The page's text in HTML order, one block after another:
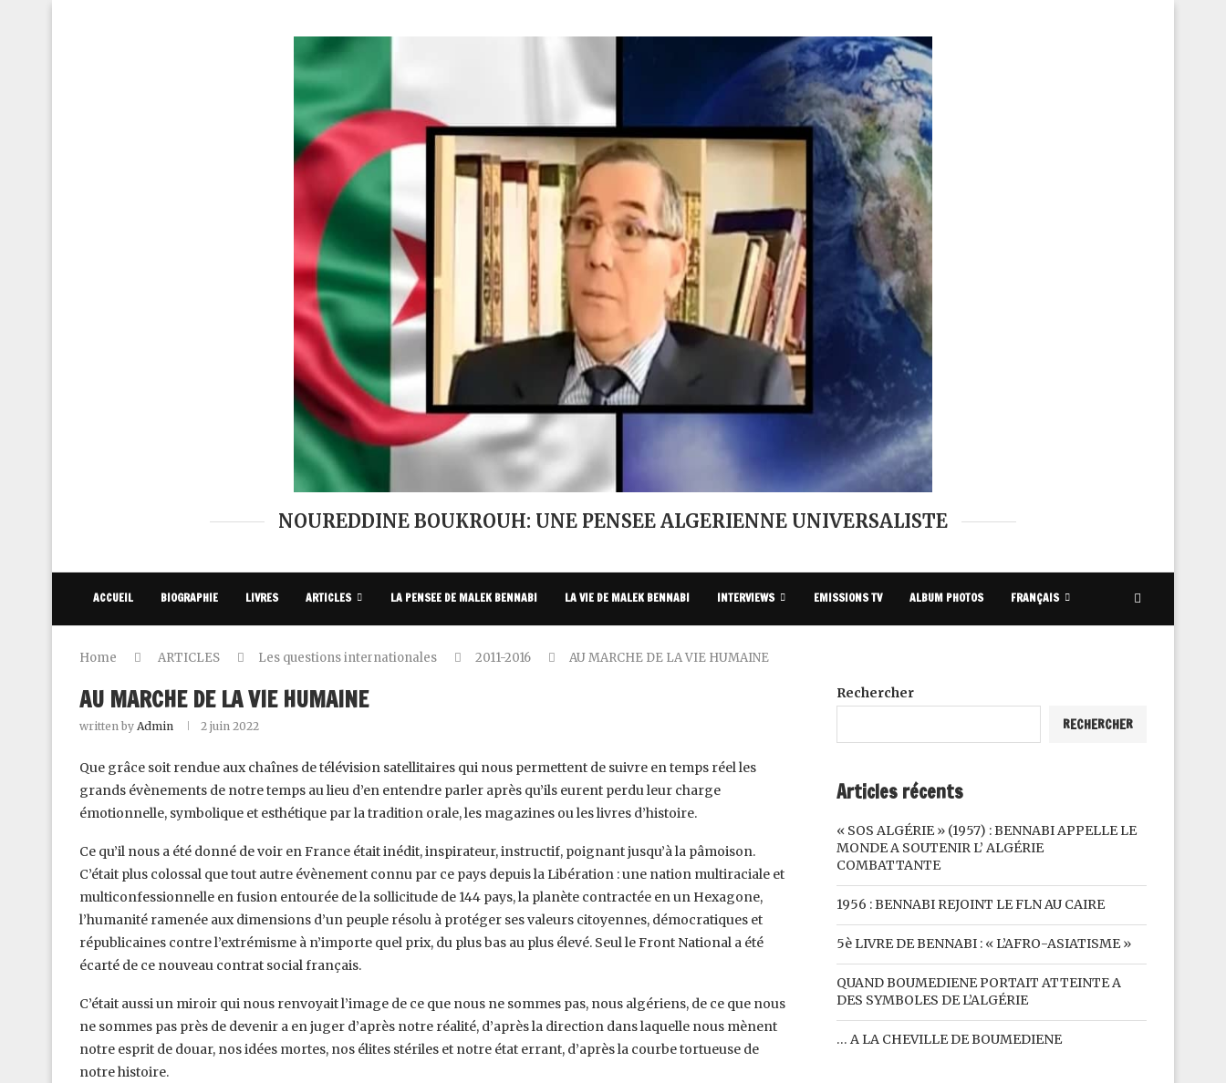
NOUREDDINE BOUKROUH: UNE PENSEE ALGERIENNE UNIVERSALISTE
ACCUEIL BIOGRAPHIE LIVRES ARTICLES LA PENSEE DE MALEK BENNABI LA VIE DE MALEK BENNABI INTERVIEWS EMISSIONS TV ALBUM PHOTOS FRANÇAIS
Home ARTICLES Les questions internationales 2011-2016 AU MARCHE DE LA VIE HUMAINE
AU MARCHE DE LA VIE HUMAINE
written by Admin 2 juin 2022
Que grâce soit rendue aux chaînes de télévision satellitaires qui nous permettent de suivre ‎en temps réel les
grands évènements de notre temps au lieu d’en entendre parler après ‎qu’ils eurent perdu leur charge
émotionnelle, symbolique et esthétique par la tradition ‎orale, les magazines ou les livres d’histoire. ‎
Ce qu’il nous a été donné de voir en France était inédit, inspirateur, instructif, ‎poignant jusqu’à la pâmoison.
C’était plus colossal que tout autre évènement connu par ce ‎pays depuis la Libération : une nation multiraciale et
multiconfessionnelle en fusion ‎entourée de la sollicitude de 144 pays, la planète contractée en un Hexagone,
l’humanité ‎ramenée aux dimensions d’un peuple résolu à protéger ses valeurs citoyennes, ‎démocratiques et
républicaines contre l’extrémisme à n’importe quel prix, du plus bas au ‎plus élevé. Seul le Front National a été
écarté de ce nouveau contrat social français.‎
C’était aussi un miroir qui nous renvoyait l’image de ce que nous ne sommes pas, nous ‎algériens, de ce que nous
ne sommes pas près de devenir a en juger d’après notre réalité, ‎d’après la direction dans laquelle nous mènent
notre esprit de douar, nos idées mortes, nos ‎élites stériles et notre état errant, d’après la courbe tortueuse de
notre histoire. ‎
Rechercher
RECHERCHER
Articles récents
« SOS ALGÉRIE » (1957) : BENNABI APPELLE LE
MONDE A SOUTENIR L’ ALGÉRIE
COMBATTANTE
1956 : BENNABI REJOINT LE FLN AU CAIRE
5è LIVRE DE BENNABI : « L’AFRO-ASIATISME »
QUAND BOUMEDIENE PORTAIT ATTEINTE A
DES SYMBOLES DE L’ALGÉRIE
… A LA CHEVILLE DE BOUMEDIENE